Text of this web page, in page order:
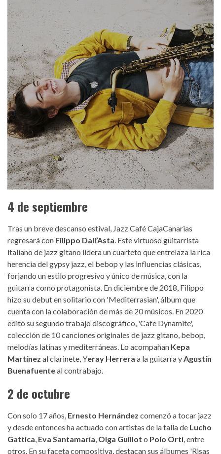
alba-gil-aceytuno.jpg
4 de septiembre
Tras un breve descanso estival, Jazz Café CajaCanarias
regresará con Filippo Dall’Asta. Este virtuoso guitarrista
italiano de jazz gitano lidera un cuarteto que entrelaza la rica
herencia del gypsy jazz, el bebop y las influencias clásicas,
forjando un estilo progresivo y único de música, con la
guitarra como protagonista. En diciembre de 2018, Filippo
hizo su debut en solitario con 'Mediterrasian', álbum que
cuenta con la colaboración de más de 20 músicos. En 2020
editó su segundo trabajo discográfico, 'Cafe Dynamite',
colección de 10 canciones originales de jazz gitano, bebop,
melodías latinas y mediterráneas. Lo acompañan Kepa
Martínez al clarinete, Yeray Herrera a la guitarra yAgustín
Buenafuenteal contrabajo.
2 de octubre
Con solo 17 años, Ernesto Hernández comenzó a tocar jazz
y desde entonces ha actuado con artistas de la talla de Lucho
Gattica, Eva Santamaría, Olga Guillot o Polo Ortí, entre
otros. En su faceta compositiva, destacan sus álbumes 'Risas